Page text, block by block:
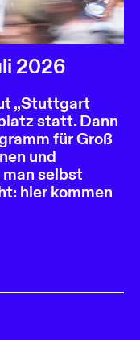
2026
„Stuttgart
statt. Dann
für Groß
und
man selbst
hier kommen